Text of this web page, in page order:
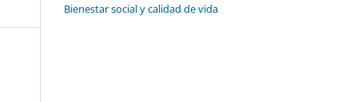
Bienestar social y calidad de vida